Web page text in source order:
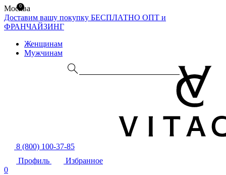
Москва
Доставим вашу покупку БЕСПЛАТНО ОПТ и
ФРАНЧАЙЗИНГ
Женщинам
Мужчинам
8 (800) 100-37-85
Профиль
Избранное
0
0